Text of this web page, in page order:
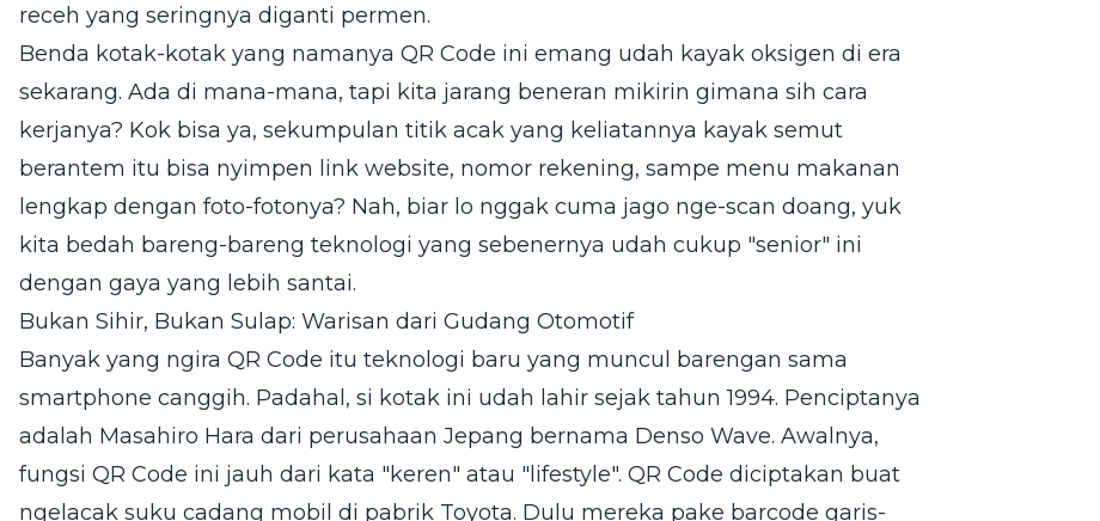
receh yang seringnya diganti permen.
Benda kotak-kotak yang namanya QR Code ini emang udah kayak oksigen di era
sekarang. Ada di mana-mana, tapi kita jarang beneran mikirin gimana sih cara
kerjanya? Kok bisa ya, sekumpulan titik acak yang keliatannya kayak semut
berantem itu bisa nyimpen link website, nomor rekening, sampe menu makanan
lengkap dengan foto-fotonya? Nah, biar lo nggak cuma jago nge-scan doang, yuk
kita bedah bareng-bareng teknologi yang sebenernya udah cukup "senior" ini
dengan gaya yang lebih santai.
Bukan Sihir, Bukan Sulap: Warisan dari Gudang Otomotif
Banyak yang ngira QR Code itu teknologi baru yang muncul barengan sama
smartphone canggih. Padahal, si kotak ini udah lahir sejak tahun 1994. Penciptanya
adalah Masahiro Hara dari perusahaan Jepang bernama Denso Wave. Awalnya,
fungsi QR Code ini jauh dari kata "keren" atau "lifestyle". QR Code diciptakan buat
ngelacak suku cadang mobil di pabrik Toyota. Dulu mereka pake barcode garis-